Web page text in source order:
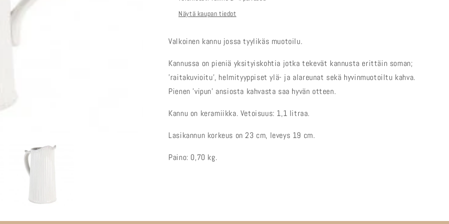
Näytä kaupan tiedot
Valkoinen kannu jossa tyylikäs muotoilu.
Kannussa on pieniä yksityiskohtia jotka tekevät kannusta erittäin soman;
'raitakuvioitu', helmityyppiset ylä- ja alareunat sekä hyvinmuotoiltu kahva.
Pienen 'vipun' ansiosta kahvasta saa hyvän otteen.
Kannu on keramiikka. Vetoisuus: 1,1 litraa.
Lasikannun korkeus on 23 cm, leveys 19 cm.
Paino: 0,70 kg.